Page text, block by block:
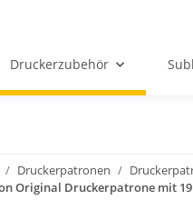
Druckerzubehör
Druckerpatronen
Original Druckerpatrone mit